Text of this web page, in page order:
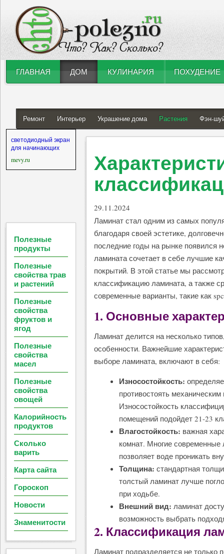
ГЛАВНАЯ ДОМ КУЛИНАРИЯ ПОХУДЕНИЕ
Ремонт Интерьер Украшение дома Растения Фэн-
29.11.2024
Ламинат стал одним из самых
благодаря своей эстетике,
последние годы на рынке появился
ламината сочетает в себе лучшие
покрытий. В этой статье мы
классификацию ламината, а также
современные варианты, такие как
1. Основные
Ламинат делится на несколько
особенности. Важнейшие
выборе ламината, включают в себя:
Износостойкость:
противостоять
Износостойкость
помещений подойдет 21-23
Влагостойкость: важная
комнат. Многие
позволяет воде проникать
Толщина: стандартная
толстый ламинат лучше
при ходьбе.
Внешний вид: ламинат
возможность выбрать
2. Классификация
Ламинат подразделяется не только
светодиодный экран
для начинающих
mevy.ru
Полезные
продукты
Полезные
свойства трав
и растений
Полезные
свойства
фруктов и
ягод
Полезные
свойства
масел
Полезные
свойства
овощей
Калорийность
продуктов
Сколько
варить
Карта сайта
Гороскоп
Новости
Знаменитости